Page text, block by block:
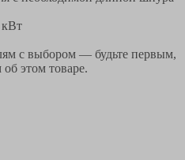
кВт
с выбором — будьте первым,
этом товаре.